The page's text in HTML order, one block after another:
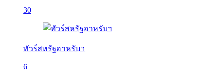
30
ทัวร์สหรัฐอาหรับฯ
6